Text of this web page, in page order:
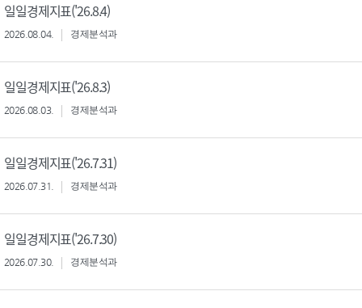
일일경제지표('26.8.4)
2026.08.04. 경제분석과
일일경제지표('26.8.3)
2026.08.03. 경제분석과
일일경제지표('26.7.31)
2026.07.31. 경제분석과
일일경제지표('26.7.30)
2026.07.30. 경제분석과